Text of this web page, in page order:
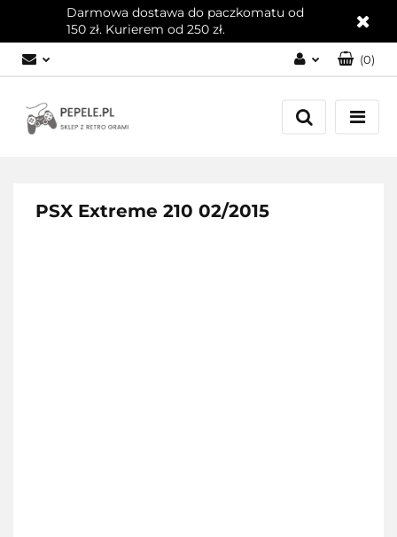
Darmowa dostawa do paczkomatu od
150 zł. Kurierem od 250 zł.
Zaloguj się
Załóż konto
(0)
PSX Extreme 210 02/2015